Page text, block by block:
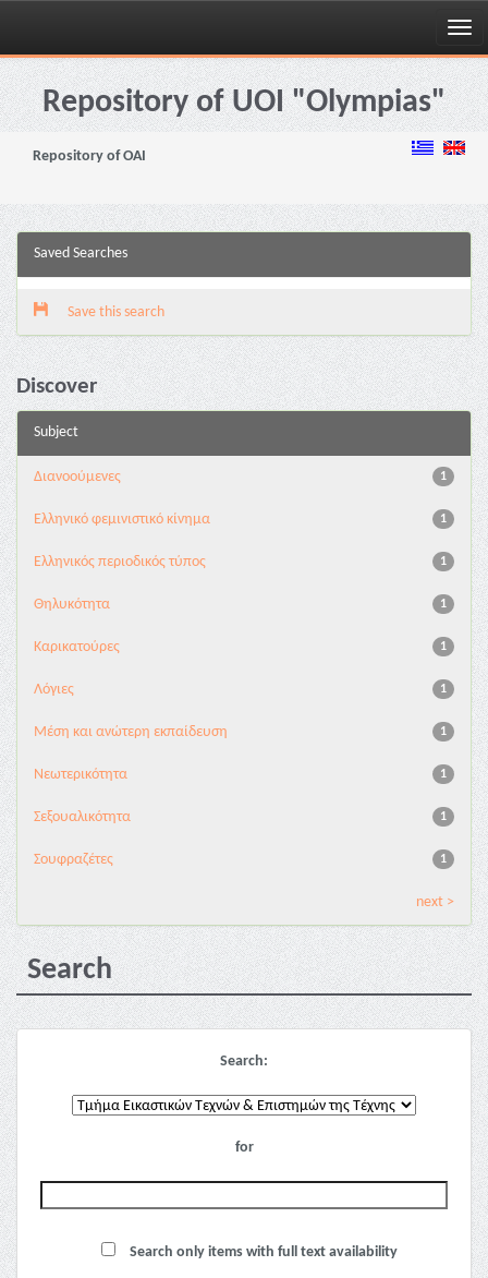
Skip
navigationRepository of UOI "Olympias"
Repository of OAI
Saved Searches
Save this search
Discover
Subject
1
Διανoούμενες
1
Ελληνικό φεμινιστικό κίνημα
1
Ελληνικός περιοδικός τύπος
1
Θηλυκότητα
1
Καρικατούρες
1
Λόγιες
1
Μέση και ανώτερη εκπαίδευση
1
Νεωτερικότητα
1
Σεξουαλικότητα
1
Σουφραζέτες
next >
Search
Search:
for
Search only items with full text availability